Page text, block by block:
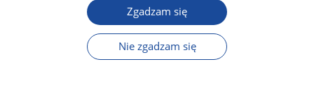
Zgadzam się
Nie zgadzam się
Rola mediacji i mediatora w postępowaniu w
przedmiocie odpowiedzialności zawodowej